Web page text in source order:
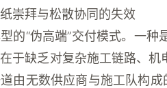
崇拜与松散协同的失效
的“伪高端”交付模式。一种
于缺乏对复杂施工链路、
由无数供应商与施工队构